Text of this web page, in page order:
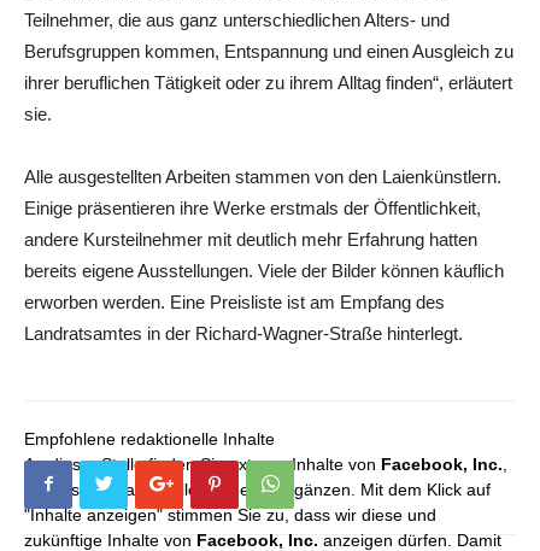
Teilnehmer, die aus ganz unterschiedlichen Alters- und
Berufsgruppen kommen, Entspannung und einen Ausgleich zu
ihrer beruflichen Tätigkeit oder zu ihrem Alltag finden“, erläutert
sie.
Alle ausgestellten Arbeiten stammen von den Laienkünstlern.
Einige präsentieren ihre Werke erstmals der Öffentlichkeit,
andere Kursteilnehmer mit deutlich mehr Erfahrung hatten
bereits eigene Ausstellungen. Viele der Bilder können käuflich
erworben werden. Eine Preisliste ist am Empfang des
Landratsamtes in der Richard-Wagner-Straße hinterlegt.
Empfohlene redaktionelle Inhalte
An dieser Stelle finden Sie externe Inhalte von Facebook, Inc.
die unser redaktionelles Angebot ergänzen. Mit dem Klick auf
"Inhalte anzeigen" stimmen Sie zu, dass wir diese und
zukünftige Inhalte von Facebook, Inc. anzeigen dürfen. Damit